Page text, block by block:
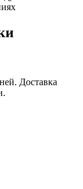
Доставка